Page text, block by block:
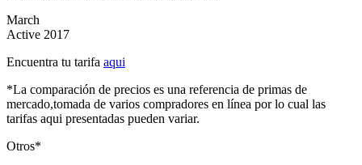
March
Active 2017
Encuentra tu tarifa aqui
*La comparación de precios es una referencia de primas de
mercado,tomada de varios compradores en línea por lo cual las
tarifas aqui presentadas pueden variar.
Otros*